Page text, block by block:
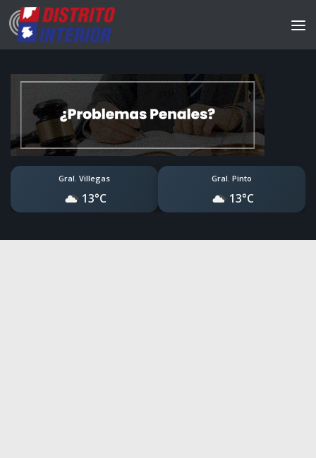
Gral. Villegas
13°C
Gral. Pinto
13°C